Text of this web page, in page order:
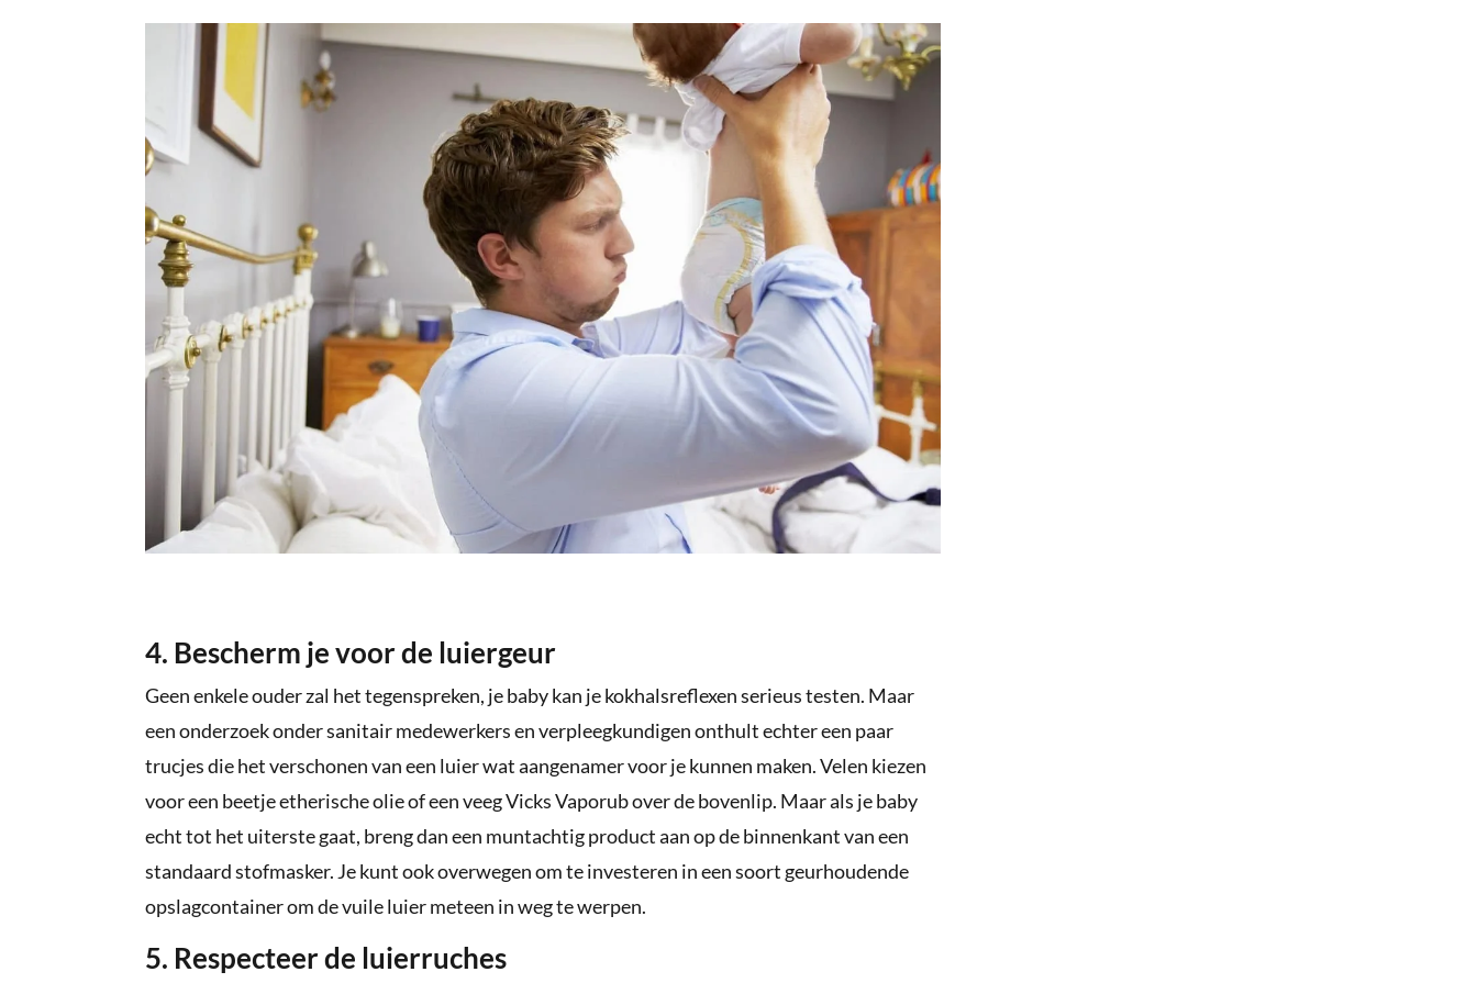
4. Bescherm je voor de luiergeur
Geen enkele ouder zal het tegenspreken, je baby kan je kokhalsreflexen serieus testen. Maar
een onderzoek onder sanitair medewerkers en verpleegkundigen onthult echter een paar
trucjes die het verschonen van een luier wat aangenamer voor je kunnen maken. Velen kiezen
voor een beetje etherische olie of een veeg Vicks Vaporub over de bovenlip. Maar als je baby
echt tot het uiterste gaat, breng dan een muntachtig product aan op de binnenkant van een
standaard stofmasker. Je kunt ook overwegen om te investeren in een soort geurhoudende
opslagcontainer om de vuile luier meteen in weg te werpen.
5. Respecteer de luierruches